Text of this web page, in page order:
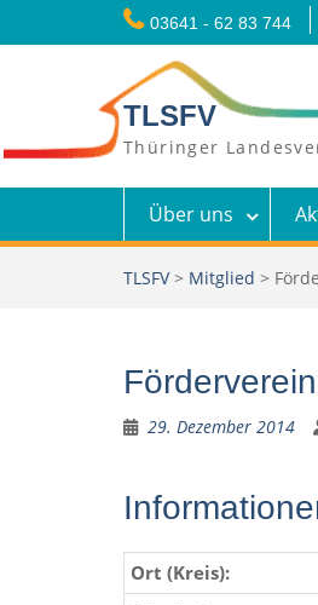
03641 - 62 83 744
TLSFV
Thüringer
Über uns
TLSFV> Mitglied >
29. Dezember 2014
Ort (Kreis):